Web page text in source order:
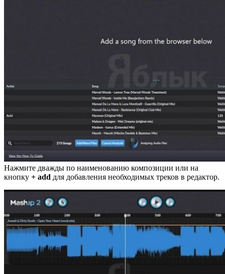
Нажмите дважды по наименованию композиции или на
кнопку + add для добавления необходимых треков в редактор.